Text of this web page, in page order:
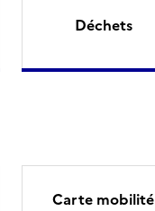
Déchets
Carte mobilité